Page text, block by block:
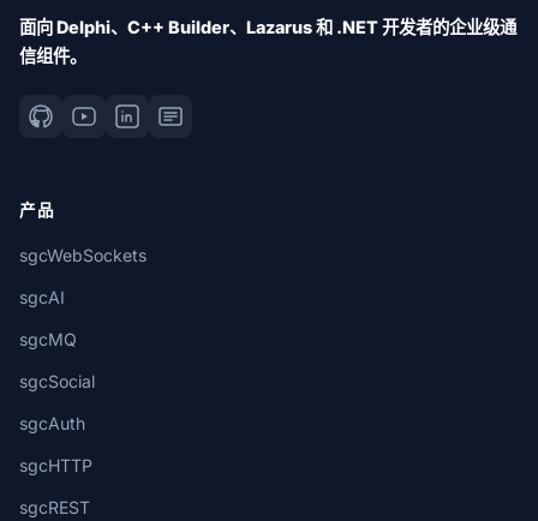
面向 Delphi、C++ Builder、Lazarus 和 .NET 开发者的企业级通
信组件。
产品
sgcWebSockets
sgcAI
sgcMQ
sgcSocial
sgcAuth
sgcHTTP
sgcREST